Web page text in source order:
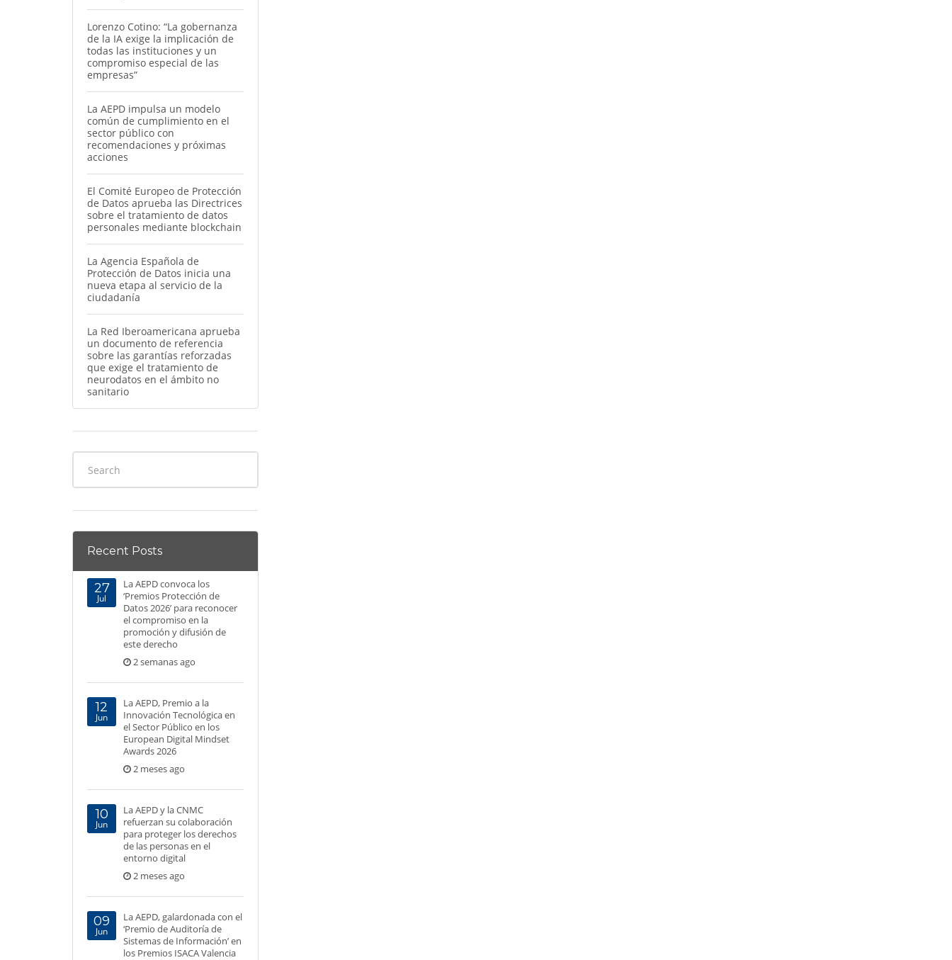
Lorenzo Cotino: “La gobernanza
de la IA exige la implicación de
todas las instituciones y un
compromiso especial de las
empresas”
La AEPD impulsa un modelo
común de cumplimiento en el
sector público con
recomendaciones y próximas
acciones
El Comité Europeo de Protección
de Datos aprueba las Directrices
sobre el tratamiento de datos
personales mediante blockchain
La Agencia Española de
Protección de Datos inicia una
nueva etapa al servicio de la
ciudadanía
La Red Iberoamericana aprueba
un documento de referencia
sobre las garantías reforzadas
que exige el tratamiento de
neurodatos en el ámbito no
sanitario
Recent Posts
27
Jul
La AEPD convoca los
‘Premios Protección de
Datos 2026’ para reconocer
el compromiso en la
promoción y difusión de
este derecho
2 semanas ago
12
Jun
La AEPD, Premio a la
Innovación Tecnológica en
el Sector Público en los
European Digital Mindset
Awards 2026
2 meses ago
10
Jun
La AEPD y la CNMC
refuerzan su colaboración
para proteger los derechos
de las personas en el
entorno digital
2 meses ago
09
Jun
La AEPD, galardonada con el
‘Premio de Auditoría de
Sistemas de Información’ en
los Premios ISACA Valencia